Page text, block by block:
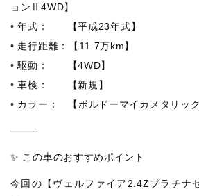
ョンⅡ4WD】
• 年式： 【平成23年式】
• 走行距離：【11.7万km】
• 駆動： 【4WD】
• 車検： 【新規】
• カラー： 【ボルドーマイカメタリック
⸻
✨ この車のおすすめポイント
今回の【ヴェルファイア2.4Zプラチナ